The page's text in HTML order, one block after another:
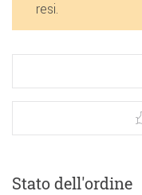
resi.
Stato dell'ordine